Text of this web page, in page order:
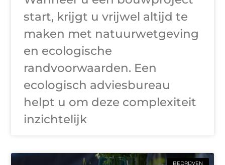
start, krijgt u vrijwel altijd te
maken met natuurwetgeving
en ecologische
randvoorwaarden. Een
ecologisch adviesbureau
helpt u om deze complexiteit
inzichtelijk
BEDRIJVEN